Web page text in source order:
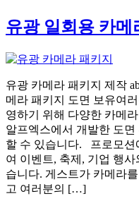
유광 일회용 카메
유광 카메라 패키지 제작
메라 패키지 도면 보유여
영하기 위해 다양한 카메
알프엑스에서 개발한 도
할 수 있습니다. 프로모션
여 이벤트, 축제, 기업 행
습니다. 게스트가 카메라
고 여러분의 […]